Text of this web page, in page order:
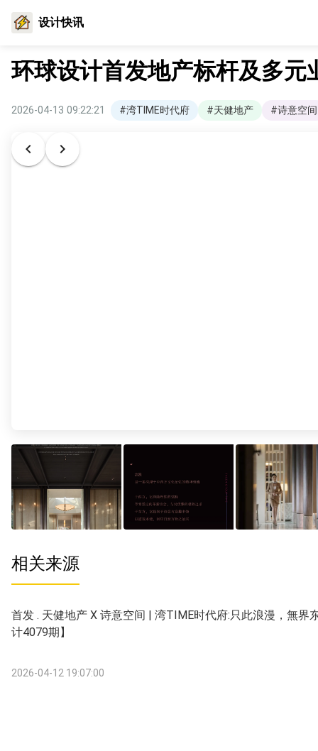
设计快讯
环球设计首发地产标杆及多元
2026-04-13 09:22:21 #湾TIME时代府 #天健地产 #诗意空间
相关来源
首发 . 天健地产 X 诗意空间 | 湾TIME时代府:只此浪漫，無界
计4079期】
2026-04-12 19:07:00